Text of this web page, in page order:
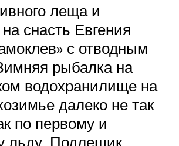
леща и
снасть Евгения
с отводным
рыбалка на
водохранилище на
далеко не так
по первому и
льду. Подлещик